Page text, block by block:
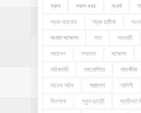
সকল সকল খবর সংঘর্ষ
সড়ক অবরোধ সড়ক দুর্ঘটনা
সংবাদ সম্মেলন সভা সমকামী
সমাবেশ সম্মাননা সম্মেলন
সরিষাবাড়ী সহযোগিতা সাতক্ষীরা
সাবেক সচিব সারাদেশ সালিশী
সিলগালা স্কুল ছাত্রী স্বাধীনতা